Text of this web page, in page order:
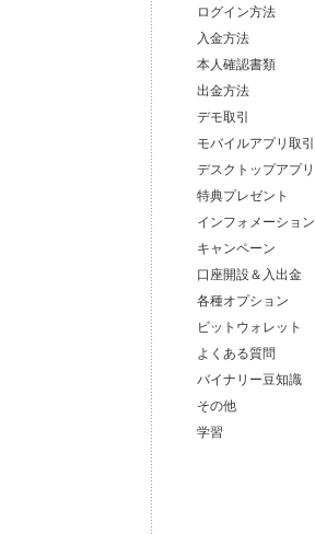
ログイン方法
入金方法
本人確認書類
出金方法
デモ取引
モバイルアプリ取引
デスクトップアプリ
特典プレゼント
インフォメーション
キャンペーン
口座開設＆入出金
各種オプション
ビットウォレット
よくある質問
バイナリー豆知識
その他
学習